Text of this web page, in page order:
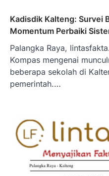
Kadisdik Kalteng: Survei
Momentum Perbaiki
Palangka Raya,
Kompas mengenai
beberapa sekolah di
pemerintah.…